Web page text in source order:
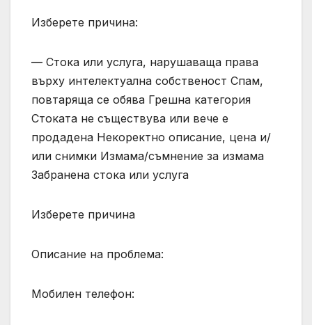
Изберете причина:
— Стока или услуга, нарушаваща права
върху интелектуална собственост Спам,
повтаряща се обява Грешна категория
Стоката не съществува или вече е
продадена Некоректно описание, цена и/
или снимки Измама/съмнение за измама
Забранена стока или услуга
Изберете причина
Описание на проблема:
Мобилен телефон: